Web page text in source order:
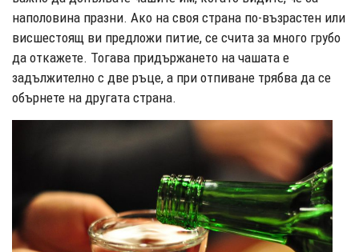
наполовина празни. Ако на своя страна по-възрастен или
висшестоящ ви предложи питие, се счита за много грубо
да откажете. Тогава придържането на чашата е
задължително с две ръце, а при отпиване трябва да се
обърнете на другата страна.